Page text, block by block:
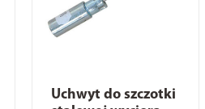
Uchwyt do szczotki